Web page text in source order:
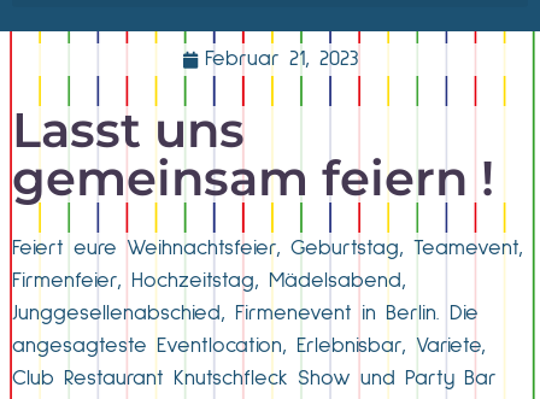
Februar 21, 2023
Lasst uns
gemeinsam feiern !
Feiert eure Weihnachtsfeier, Geburtstag, Teamevent,
Firmenfeier, Hochzeitstag, Mädelsabend,
Junggesellenabschied, Firmenevent in Berlin. Die
angesagteste Eventlocation, Erlebnisbar, Variete,
Club Restaurant Knutschfleck Show und Party Bar